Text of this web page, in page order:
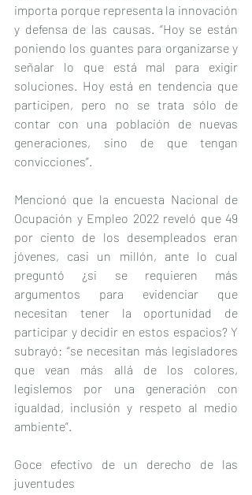
importa porque representa la innovación
y defensa de las causas. “Hoy se están
poniendo los guantes para organizarse y
señalar lo que está mal para exigir
soluciones. Hoy está en tendencia que
participen, pero no se trata sólo de
contar con una población de nuevas
generaciones, sino de que tengan
convicciones”.
Mencionó que la encuesta Nacional de
Ocupación y Empleo 2022 reveló que 49
por ciento de los desempleados eran
jóvenes, casi un millón, ante lo cual
preguntó ¿si se requieren más
argumentos para evidenciar que
necesitan tener la oportunidad de
participar y decidir en estos espacios? Y
subrayó: “se necesitan más legisladores
que vean más allá de los colores,
legislemos por una generación con
igualdad, inclusión y respeto al medio
ambiente”.
Goce efectivo de un derecho de las
juventudes